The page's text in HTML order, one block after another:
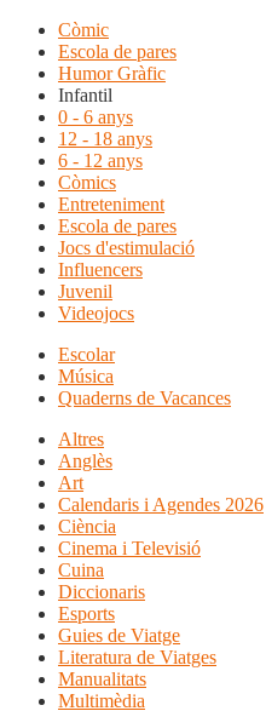
Còmic
Escola de pares
Humor Gràfic
Infantil
0 - 6 anys
12 - 18 anys
6 - 12 anys
Còmics
Entreteniment
Escola de pares
Jocs d'estimulació
Influencers
Juvenil
Videojocs
Escolar
Música
Quaderns de Vacances
Altres
Anglès
Art
Calendaris i Agendes 2026
Ciència
Cinema i Televisió
Cuina
Diccionaris
Esports
Guies de Viatge
Literatura de Viatges
Manualitats
Multimèdia